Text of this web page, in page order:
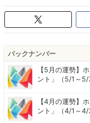
バックナンバー
【5月の運勢】
ント」（5/1～5/
【4月の運勢】
ント」（4/1～4/